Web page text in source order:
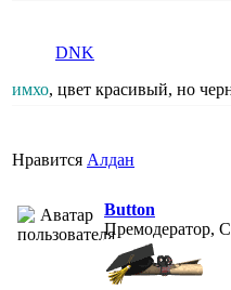
DNK
имхо, цвет красивый, но
Нравится Алдан
Button
Премодератор,